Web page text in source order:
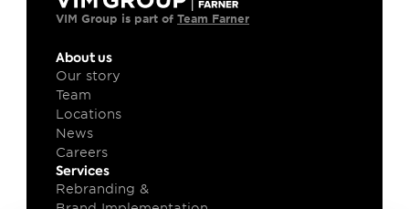
VIM Group is part of Team Farner
About us
Our story
Team
Locations
News
Careers
Services
Rebranding &